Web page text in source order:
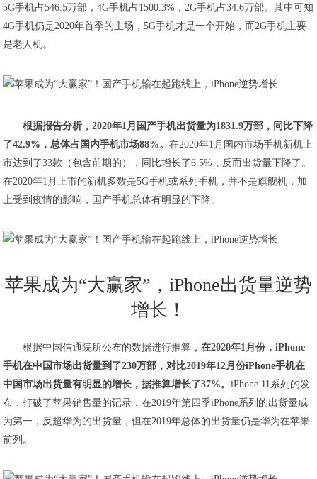
5G手机占546.5万部，4G手机占1500.3%，2G手机占34.6万部。其中可知
4G手机仍是2020年首季的主场，5G手机才是一个开始，而2G手机主要
是老人机。
根据报告分析，2020年1月国产手机出货量为1831.9万部，同比下降
了42.9%，总体占国内手机市场88%。在2020年1月国内市场手机新机上
市达到了33款（包含前期的），同比增长了6.5%，反而出货量下降了。
在2020年1月上市的新机多数是5G手机或系列手机，并不是旗舰机，加
上受到疫情的影响，国产手机总体有明显的下降。
苹果成为“大赢家”，iPhone出货量逆势
增长！
根据中国信通院所公布的数据进行推算，在2020年1月份，iPhone
手机在中国市场出货量到了230万部，对比2019年12月份iPhone手机在
中国市场出货量有明显的增长，据推算增长了37%。iPhone 11系列的发
布，打破了苹果销售量的记录，在2019年第四季iPhone系列的出货量成
为第一，反超华为的出货量，但在2019年总体的出货量仍是华为在苹果
前列。